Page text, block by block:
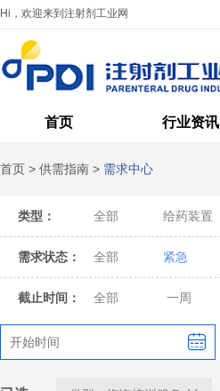
Hi，欢迎来到注射剂工业网
首页 行业资讯
首页 > 供需指南 > 需求中心
类型： 全部 给药装置
需求状态： 全部 紧急
截止时间： 全部 一周